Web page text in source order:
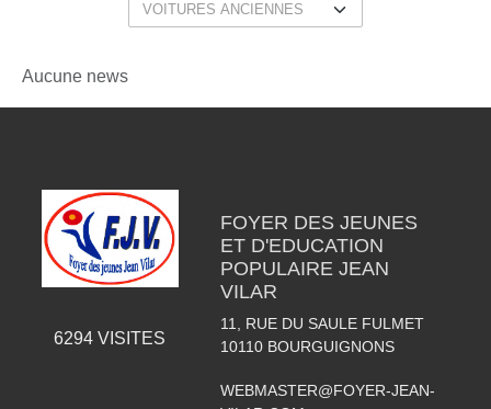
Aucune news
6294 VISITES
FOYER DES JEUNES
ET D'EDUCATION
POPULAIRE JEAN
VILAR
11, RUE DU SAULE FULMET
10110 BOURGUIGNONS
WEBMASTER@FOYER-JEAN-